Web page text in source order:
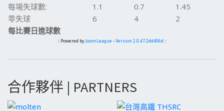
每場失球數:
1.1 0.7
1.45
零失球
6 4
2
每比賽日進球數
:: Powered by JoomLeague -Version 2.0.47.2dd406d ::
合作夥伴 | PARTNERS